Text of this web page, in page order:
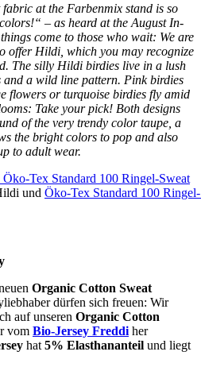
fabric at the Farbenmix stand is so
– as heard at the August In-
come to those who wait: We are
offer Hildi, which you may recognize
The silly Hildi birdies live in a lush
a wild line pattern. Pink birdies
flowers or turquoise birdies fly amid
Take your pick! Both designs
of the very trendy color taupe, a
the bright colors to pop and also
to adult wear.
und Öko-Tex Standard 100
Organic Cotton Sweat
dürfen sich freuen: Wir
auf unseren Organic Cotton
vom Bio-Jersey Freddi her
hat 5% Elasthananteil und liegt